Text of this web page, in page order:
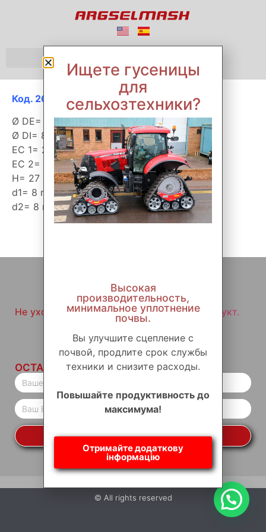
Код. 26017
Ø DE= 344 mm
Ø DI= 88 mm
EC 1= 273 mm
EC 2= 110 mm
H= 27 mm
d1= 8 mm
d2= 8 mm
Не уходите, не посетив наш звездный продукт.
ОСТАВАТЬСЯ НА СВЯЗИ
ДА, Я ХОЧУ БЫТЬ В КУРСЕ
© All rights reserved
Ищете гусеницы
для
сельхозтехники?
Высокая
производительность,
минимальное уплотнение
почвы.
Вы улучшите сцепление с
почвой, продлите срок службы
техники и снизите расходы.
Повышайте продуктивность до
максимума!
Отримайте додаткову
інформацію